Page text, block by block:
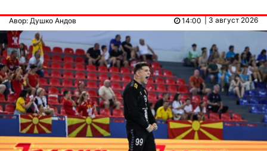
Авор: Душко Андов | 3 август 2026
14:00